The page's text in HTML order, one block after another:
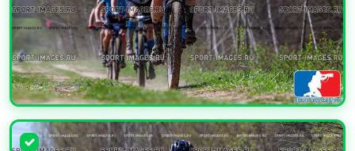
УВЕЛИЧИТЬ